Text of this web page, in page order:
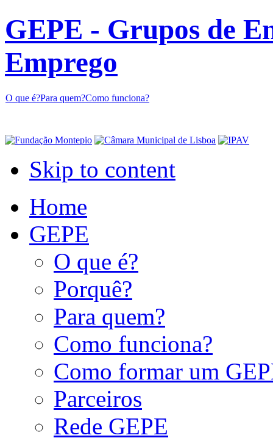
GEPE - Grupos de
Emprego
O que é?Para quem?Como funciona?
Skip to content
Home
GEPE
O que é?
Porquê?
Para quem?
Como funciona?
Como formar um
Parceiros
Rede GEPE